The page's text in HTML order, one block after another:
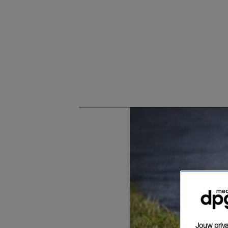
Jouw